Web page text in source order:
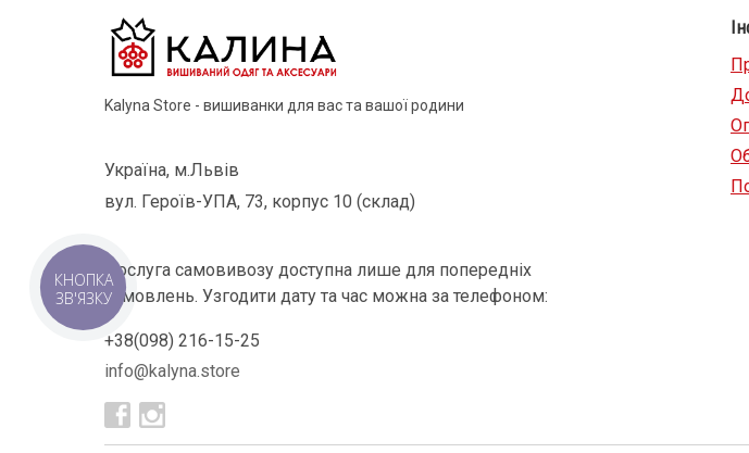
Kalyna Store - вишиванки для вас та вашої родини
Україна, м.Львів
вул. Героїв-УПА, 73, корпус 10 (склад)
Послуга самовивозу доступна лише для попередніх
замовлень. Узгодити дату та час можна за телефоном:
+38(098) 216-15-25
info@kalyna.store
КНОПКА
ЗВ'ЯЗКУ